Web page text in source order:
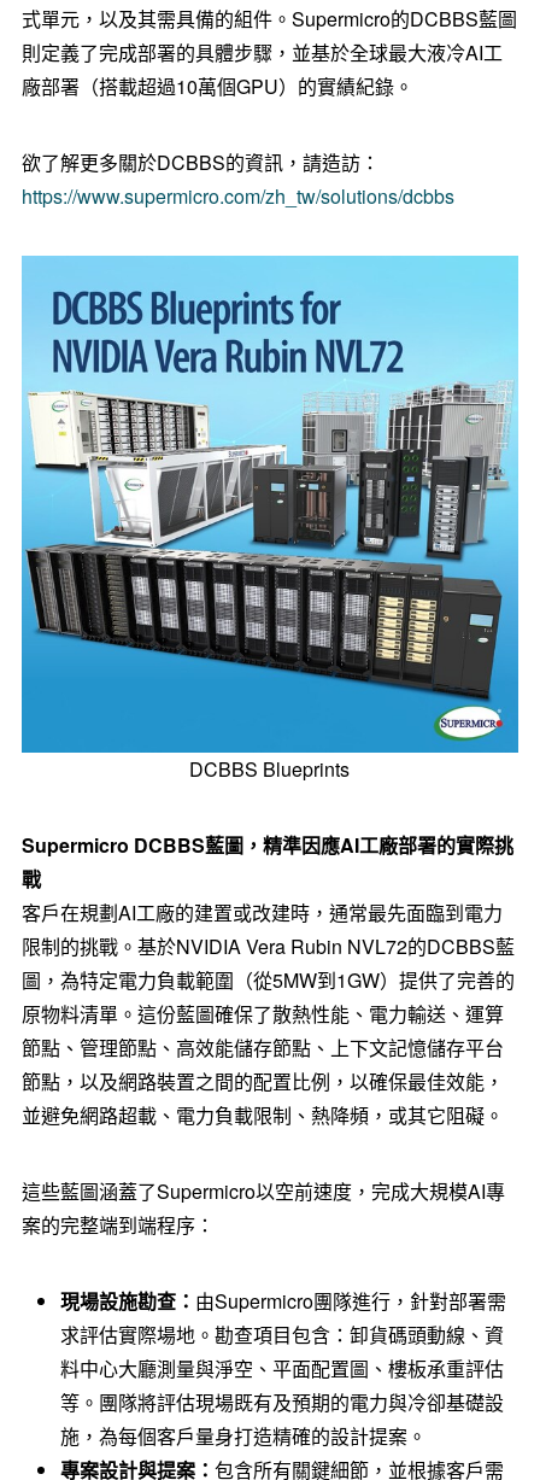
式單元，以及其需具備的組件。Supermicro的DCBBS藍圖
則定義了完成部署的具體步驟，並基於全球最大液冷AI工
廠部署（搭載超過10萬個GPU）的實績紀錄。
欲了解更多關於DCBBS的資訊，請造訪：
https://www.supermicro.com/zh_tw/solutions/dcbbs
DCBBS Blueprints
Supermicro DCBBS藍圖，精準因應AI工廠部署的實際挑
戰
客戶在規劃AI工廠的建置或改建時，通常最先面臨到電力
限制的挑戰。基於NVIDIA Vera Rubin NVL72的DCBBS藍
圖，為特定電力負載範圍（從5MW到1GW）提供了完善的
原物料清單。這份藍圖確保了散熱性能、電力輸送、運算
節點、管理節點、高效能儲存節點、上下文記憶儲存平台
節點，以及網路裝置之間的配置比例，以確保最佳效能，
並避免網路超載、電力負載限制、熱降頻，或其它阻礙。
這些藍圖涵蓋了Supermicro以空前速度，完成大規模AI專
案的完整端到端程序：
現場設施勘查： 由Supermicro團隊進行，針對部署需
求評估實際場地。勘查項目包含：卸貨碼頭動線、資
料中心大廳測量與淨空、平面配置圖、樓板承重評估
等。團隊將評估現場既有及預期的電力與冷卻基礎設
施，為每個客戶量身打造精確的設計提案。
專案設計與提案： 包含所有關鍵細節，並根據客戶需